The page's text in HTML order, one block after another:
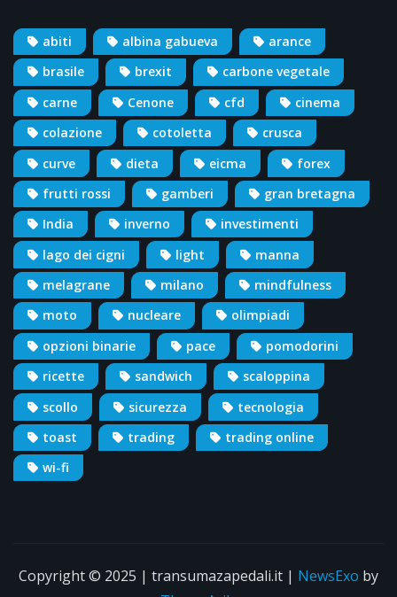
abiti albina gabueva
arance
brasile
brexit
carbone vegetale
carne
Cenone cfd
cinema
colazione
cotoletta
crusca
curve
dieta eicma
forex
frutti rossi
gamberi
gran bretagna
India
inverno
investimenti
lago dei cigni
light
manna
melagrane
milano
mindfulness
moto
nucleare
olimpiadi
opzioni binarie
pace
pomodorini
ricette
sandwich
scaloppina
scollo
sicurezza
tecnologia
toast
trading
trading online
wi-fi
Copyright © 2025 | transumazapedali.it | NewsExo by